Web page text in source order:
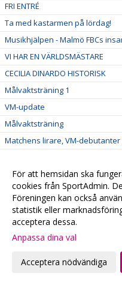
FRI ENTRÉ
Ta med kastarmen på lördag!
Musikhjälpen - Malmö FBCs
VI HAR EN VÄRLDSMÄSTARE
CECILIA DINARDO HISTORISK
Målvaktsträning 1
VM-update
Målvaktsträning
Matchens lirare, VM-debutanter
Torsdagsunderhållning!
Viktig hemmamatch på söndag!
BLACK FRIDAY: ÅRSKORT 50%
Kvällens fotografering är
Se Herr A på webben
After Work med Tacobuffé
För att hemsidan ska
cookies från SportAdmin.
Föreningen kan också
statistik eller
acceptera dessa.
Anpassa dina val
Acceptera nödvändiga